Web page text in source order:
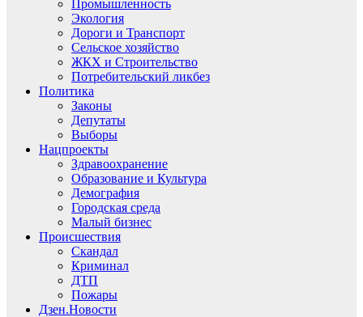
Промышленность
Экология
Дороги и Транспорт
Сельское хозяйство
ЖКХ и Строительство
Потребительский ликбез
Политика
Законы
Депутаты
Выборы
Нацпроекты
Здравоохранение
Образование и Культура
Демография
Городская среда
Малый бизнес
Происшествия
Скандал
Криминал
ДТП
Пожары
Дзен.Новости